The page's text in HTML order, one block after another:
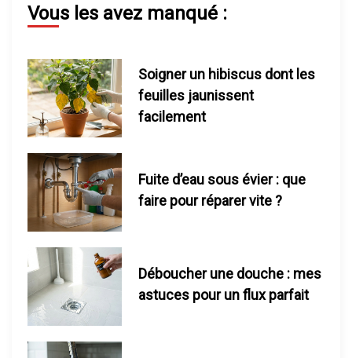
a
i
n
d
s
Vous les avez manqué :
Soigner un hibiscus dont les
feuilles jaunissent
facilement
Fuite d’eau sous évier : que
faire pour réparer vite ?
Déboucher une douche : mes
astuces pour un flux parfait